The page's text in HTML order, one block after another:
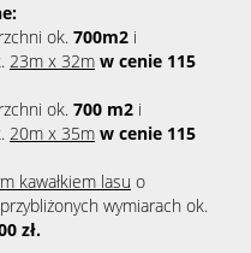
ok. 700m2 i
23m x 32m w cenie 115
ok. 700 m2 i
20m x 35m w cenie 115
kawałkiem lasu o
wymiarach ok.
zł.